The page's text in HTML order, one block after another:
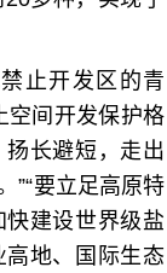
止开发区的青
空间开发保护格
长避短，走出
”“要立足高原特
建设世界级盐
地、国际生态